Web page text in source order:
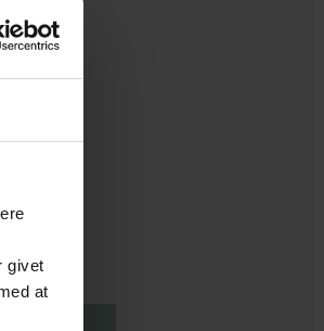
givet
at